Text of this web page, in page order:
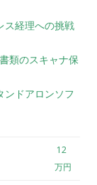
ス経理への挑戦
類のスキャナ保
ンドアロンソフ
12
万円